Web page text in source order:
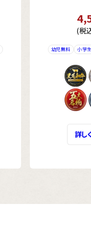
(税
幼児無料 小学
詳し